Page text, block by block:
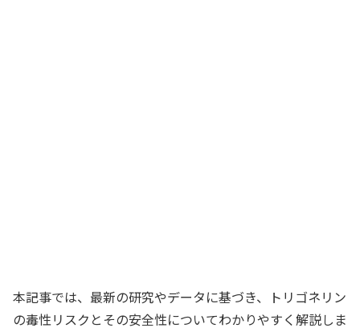
本記事では、最新の研究やデータに基づき、トリゴネリン
の毒性リスクとその安全性についてわかりやすく解説しま